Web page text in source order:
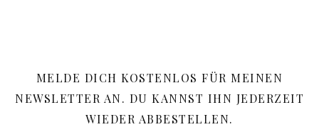
MELDE DICH KOSTENLOS FÜR MEINEN
NEWSLETTER AN. DU KANNST IHN JEDERZEIT
WIEDER ABBESTELLEN.